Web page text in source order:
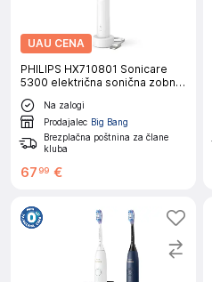
UAU CENA
PHILIPS HX710801 Sonicare
5300 električna sonična zobna
ščetka
Na zalogi
Prodajalec Big Bang
Brezplačna poštnina za člane
kluba
67 99 €